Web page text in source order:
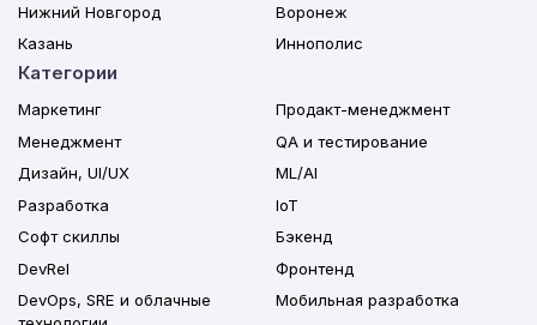
Нижний Новгород
Казань
Воронеж
Иннополис
Категории
Маркетинг
Менеджмент
Дизайн, UI/UX
Разработка
Софт скиллы
DevRel
DevOps, SRE и облачные
Продакт-менеджмент
QA и тестирование
ML/AI
IoT
Бэкенд
Фронтенд
Мобильная разработка